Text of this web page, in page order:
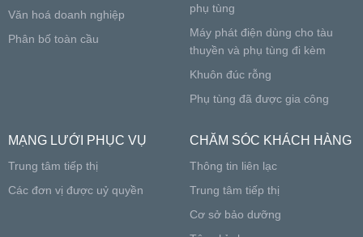
Văn hoá doanh nghiệp
Phân bố toàn cầu
phụ tùng
Máy phát điện dùng cho tàu
thuyền và phụ tùng đi kèm
Khuôn đúc rỗng
Phụ tùng đã được gia công
MẠNG LƯỚI PHỤC VỤ
Trung tâm tiếp thị
Các đơn vị được uỷ quyền
CHĂM SÓC KHÁCH HÀNG
Thông tin liên lạc
Trung tâm tiếp thị
Cơ sở bảo dưỡng